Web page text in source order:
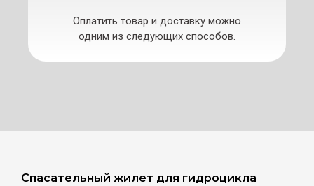
Оплатить товар и доставку можно
одним из следующих способов.
Спасательный жилет для гидроцикла